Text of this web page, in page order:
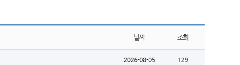
날짜 조회
2026-08-05 129